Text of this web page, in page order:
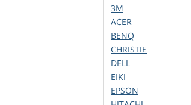
3M
ACER
BENQ
CHRISTIE
DELL
EIKI
EPSON